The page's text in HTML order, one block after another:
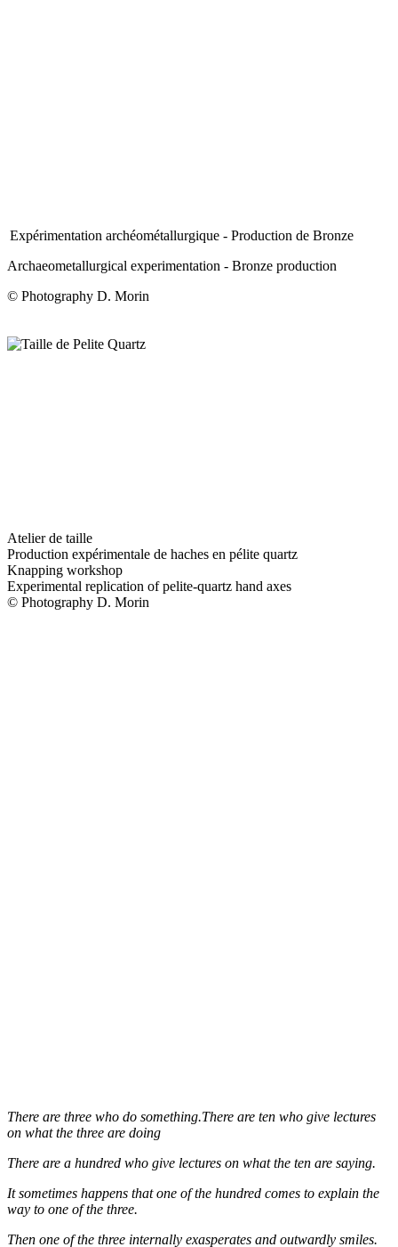
Expérimentation archéométallurgique - Production de Bronze
Archaeometallurgical experimentation - Bronze production
© Photography D. Morin
Atelier de taille
Production expérimentale de haches en pélite quartz
Knapping workshop
Experimental replication of pelite-quartz hand axes
© Photography D. Morin
There are three who do something.There are ten who give lectures
on what the three are doing
There are a hundred who give lectures on what the ten are saying.
It sometimes happens that one of the hundred comes to explain the
way to one of the three.
Then one of the three internally exasperates and outwardly smiles.